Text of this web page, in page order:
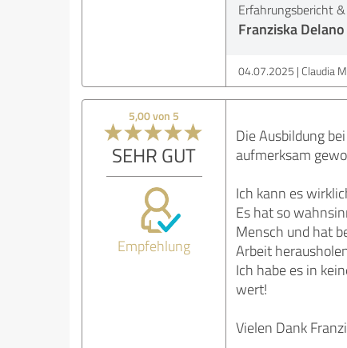
Erfahrungsbericht
Franziska Delano
04.07.2025 Claudia
5,00 von 5
SEHR GUT
Empfehlung
Die Ausbildung
aufmerksam
Ich kann es
Es hat so
Mensch und hat
Arbeit
Ich habe es in
wert!
Vielen Dank